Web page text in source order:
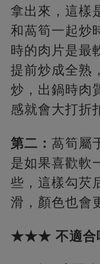
拿出來，這樣
和萵筍一起炒
時的肉片是最
提前炒成全熟
炒，出鍋時肉
感就會大打折
第二： 萵筍屬
是如果喜歡軟
些，這樣勾芡
滑，顏色也會
★★★ 不適